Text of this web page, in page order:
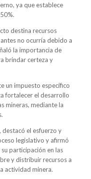
ya que establece
destina recursos
no ocurría debido a
la importancia de
brindar certeza y
un impuesto específico
fortalecer el desarrollo
mineras, mediante la
destacó el esfuerzo y
legislativo y afirmó
participación en las
y distribuir recursos a
actividad minera.